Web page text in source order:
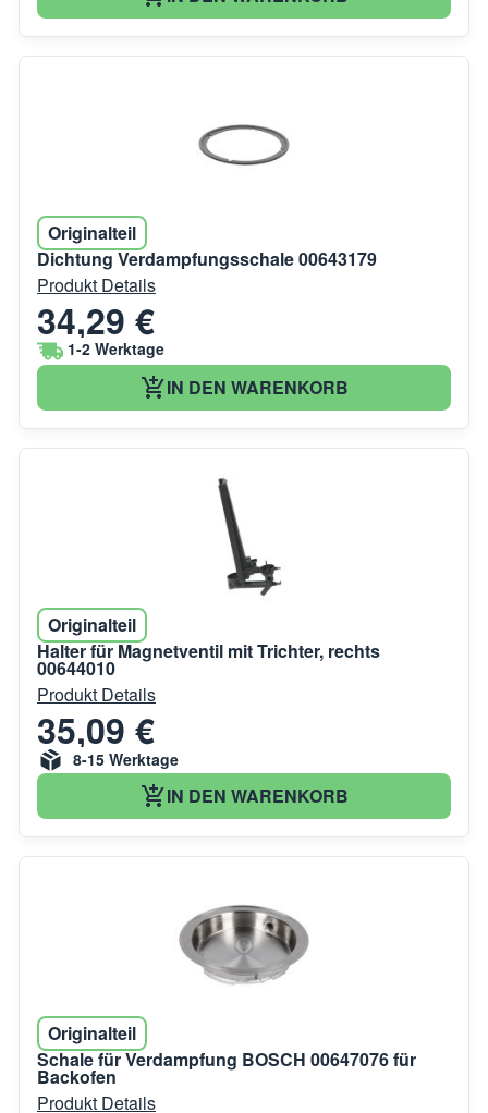
Originalteil
Dichtung Verdampfungsschale 00643179
Produkt Details
34,29 €
1-2 Werktage
IN DEN WARENKORB
Originalteil
Halter für Magnetventil mit Trichter, rechts
00644010
Produkt Details
35,09 €
8-15 Werktage
IN DEN WARENKORB
Originalteil
Schale für Verdampfung BOSCH 00647076 für
Backofen
Produkt Details